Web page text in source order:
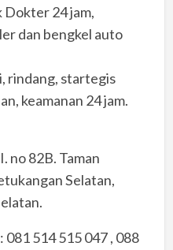
Dokter 24 jam,
dan bengkel auto
rindang, startegis
keamanan 24 jam.
no 82B. Taman
Selatan,
514 515 047 , 088